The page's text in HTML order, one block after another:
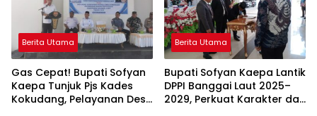
Berita Utama
Gas Cepat! Bupati Sofyan
Kaepa Tunjuk Pjs Kades
Kokudang, Pelayanan Desa
Berita Utama
Bupati Sofyan Kaepa Lantik
DPPI Banggai Laut 2025–
2029, Perkuat Karakter dan